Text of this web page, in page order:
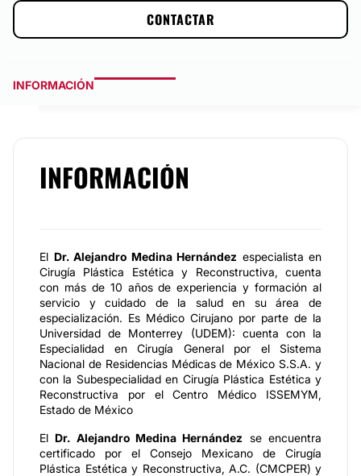
CONTACTAR
INFORMACIÓN
INFORMACIÓN
El Dr. Alejandro Medina Hernández especialista en
Cirugía Plástica Estética y Reconstructiva, cuenta
con más de 10 años de experiencia y formación al
servicio y cuidado de la salud en su área de
especialización. Es Médico Cirujano por parte de la
Universidad de Monterrey (UDEM): cuenta con la
Especialidad en Cirugía General por el Sistema
Nacional de Residencias Médicas de México S.S.A. y
con la Subespecialidad en Cirugía Plástica Estética y
Reconstructiva por el Centro Médico ISSEMYM,
Estado de México
ElDr. Alejandro Medina Hernández se encuentra
certificado por el Consejo Mexicano de Cirugía
Plástica Estética y Reconstructiva, A.C. (CMCPER) y